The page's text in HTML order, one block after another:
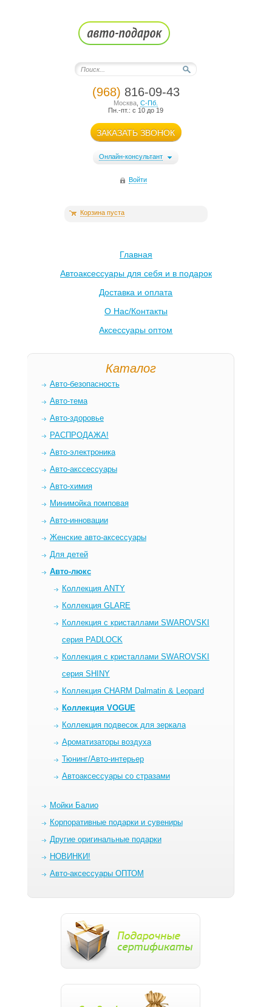
(968) 816-09-43
Москва ,С-Пб.
Пн.-пт.: с 10 до 19
ЗАКАЗАТЬ ЗВОНОК
Онлайн-консультант
Войти
Корзина пуста
Главная
Автоаксессуары для себя и в подарок
Доставка и оплата
О Нас/Контакты
Аксессуары оптом
Каталог
Авто-безопасность
Авто-тема
Авто-здоровье
РАСПРОДАЖА!
Авто-электроника
Авто-акссессуары
Авто-химия
Минимойка помповая
Авто-инновации
Женские авто-аксессуары
Для детей
Авто-люкс
Коллекция ANTY
Коллекция GLARE
Коллекция c кристаллами SWAROVSKI
серия PADLOCK
Коллекция c кристаллами SWAROVSKI
серия SHINY
Коллекция CHARM Dalmatin & Leopard
Коллекция VOGUE
Коллекция подвесок для зеркала
Ароматизаторы воздуха
Тюнинг/Авто-интерьер
Автоаксессуары со стразами
Мойки Балио
Корпоративные подарки и сувениры
Другие оригинальные подарки
НОВИНКИ!
Авто-аксессуары ОПТОМ